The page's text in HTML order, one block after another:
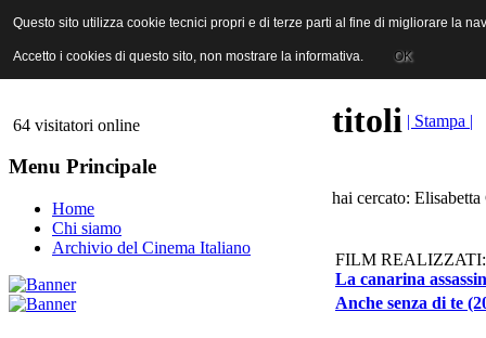
ANICA | Associazione Nazionale Industrie Cinematografiche
64 visitatori online
Menu Principale
Home
Chi siamo
Archivio del Cinema Italiano
titoli | Stampa |
hai cercato:
FILM REALIZZATI:
La canarina
Anche senza di te
Questo sito utilizza cookie tecnici propri e di terze parti al fine di migliorare la
Accetto i cookies di questo sito, non mostrare la informativa. OK
Questo sito utilizza cookie tecnici propri e di terze parti al fine di migliorare la
Accetto i cookies di questo sito, non mostrare la informativa. OK